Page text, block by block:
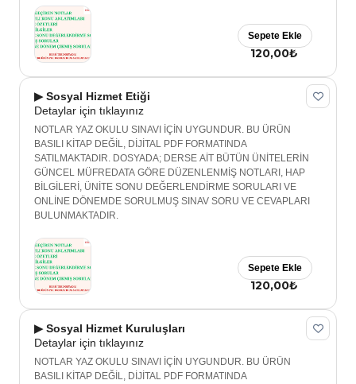
120,00₺
Sepete Ekle
▶ Sosyal Hizmet Etiği
Detaylar için tıklayınız
NOTLAR YAZ OKULU SINAVI İÇİN UYGUNDUR. BU ÜRÜN
BASILI KİTAP DEĞİL, DİJİTAL PDF FORMATINDA
SATILMAKTADIR. DOSYADA; DERSE AİT BÜTÜN ÜNİTELERİN
GÜNCEL MÜFREDATA GÖRE DÜZENLENMİŞ NOTLARI, HAP
BİLGİLERİ, ÜNİTE SONU DEĞERLENDİRME SORULARI VE
ONLİNE DÖNEMDE SORULMUŞ SINAV SORU VE CEVAPLARI
BULUNMAKTADIR.
120,00₺
Sepete Ekle
▶ Sosyal Hizmet Kuruluşları
Detaylar için tıklayınız
NOTLAR YAZ OKULU SINAVI İÇİN UYGUNDUR. BU ÜRÜN
BASILI KİTAP DEĞİL, DİJİTAL PDF FORMATINDA